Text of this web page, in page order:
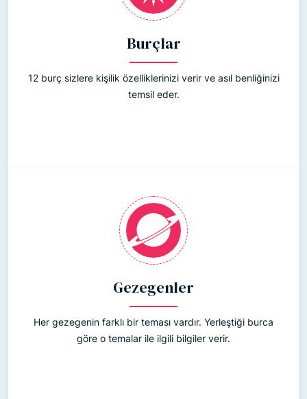
Burçlar
12 burç sizlere kişilik özelliklerinizi verir ve asıl benliğinizi
temsil eder.
Gezegenler
Her gezegenin farklı bir teması vardır. Yerleştiği burca
göre o temalar ile ilgili bilgiler verir.